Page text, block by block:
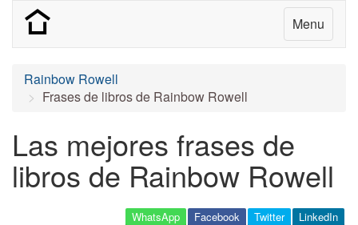
Menu
Rainbow Rowell
Frases de libros de Rainbow Rowell
Las mejores frases de
libros de Rainbow Rowell
LinkedIn
Twitter
Facebook
WhatsApp